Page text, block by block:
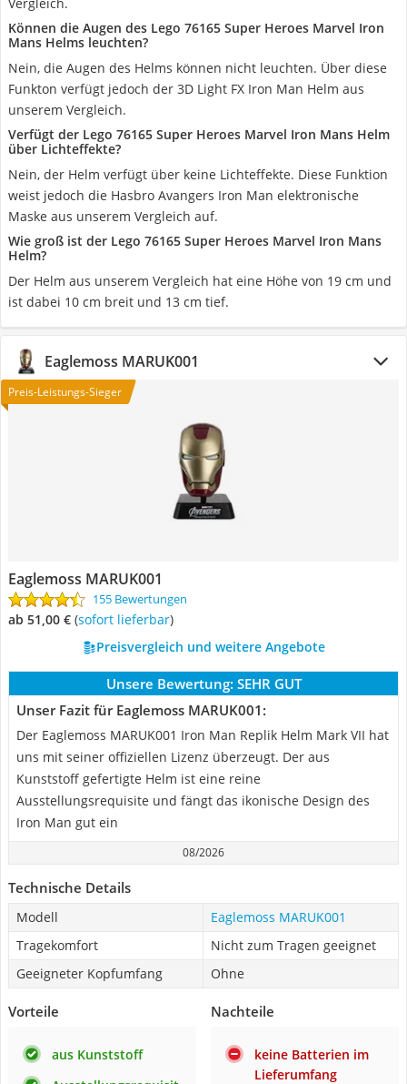
Können die Augen des Lego 76165 Super Heroes Marvel Iron
Mans Helms leuchten?
Nein, die Augen des Helms können nicht leuchten. Über diese
Funkton verfügt jedoch der 3D Light FX Iron Man Helm aus
unserem Vergleich.
Verfügt der Lego 76165 Super Heroes Marvel Iron Mans Helm
über Lichteffekte?
Nein, der Helm verfügt über keine Lichteffekte. Diese Funktion
weist jedoch die Hasbro Avangers Iron Man elektronische
Maske aus unserem Vergleich auf.
Wie groß ist der Lego 76165 Super Heroes Marvel Iron Mans
Helm?
Der Helm aus unserem Vergleich hat eine Höhe von 19 cm und
ist dabei 10 cm breit und 13 cm tief.
Eaglemoss MARUK001
Preis-Leistungs-Sieger
Eaglemoss MARUK001
155 Bewertungen
ab 51,00 € ( Sofort lieferbar)
Preisvergleich und weitere Angebote
Unsere Bewertung: SEHR GUT
Unser Fazit für Eaglemoss MARUK001:
Der Eaglemoss MARUK001 Iron Man Replik Helm Mark VII hat
uns mit seiner offiziellen Lizenz überzeugt. Der aus
Kunststoff gefertigte Helm ist eine reine
Ausstellungsrequisite und fängt das ikonische Design des
Iron Man gut ein
08/2026
Technische Details
Modell
Eaglemoss MARUK001
Tragekomfort
Nicht zum Tragen geeignet
Geeigneter Kopfumfang
Ohne
Vorteile
aus Kunststoff
Nachteile
keine Batterien im
Lieferumfang